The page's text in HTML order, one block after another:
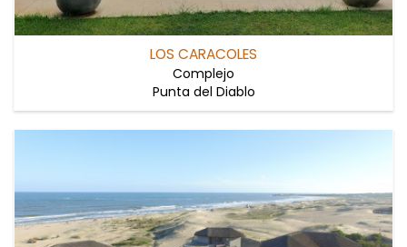
LOS CARACOLES
Complejo
Punta del Diablo